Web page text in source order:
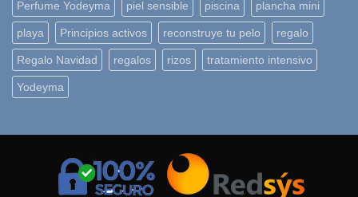
Perfume Yodeyma piel sensible piscina plancha mini
playa Principios activos reconstruye tu pelo regalo
Regalo Navidad regalos rizos tratamiento intensivo
Yodeyma